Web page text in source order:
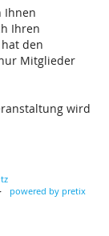
Ihnen
Ihren
den
Mitglieder
wird
powered by pretix